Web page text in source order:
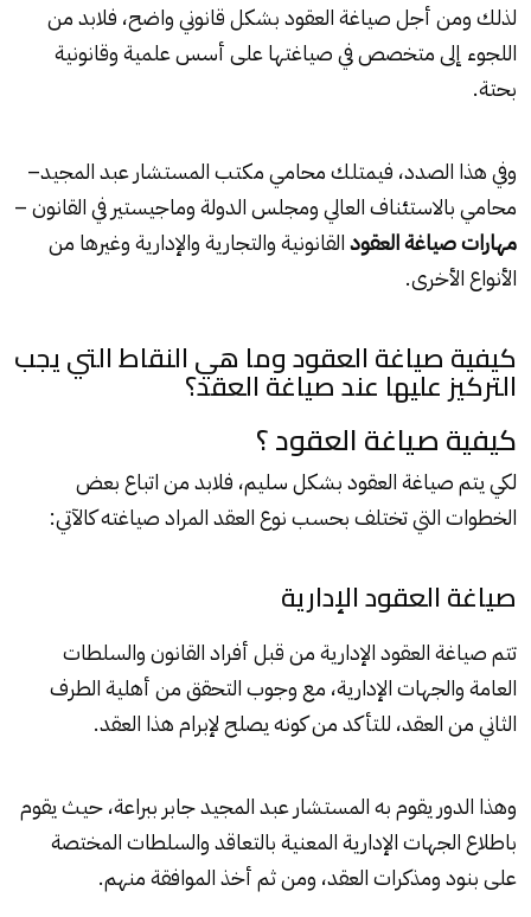
لذلك ومن أجل صياغة العقود بشكل قانوني واضح، فلابد من
اللجوء إلى متخصص في صياغتها على أسس علمية وقانونية
بحتة.
وفي هذا الصدد، فيمتلك محاميمكتب المستشار عبد المجيد–
محامي بالاستئناف العالي ومجلس الدولة وماجيستير في القانون –
مهارات صياغة العقودالقانونية والتجارية والإدارية وغيرها من
الأنواع الأخرى.
كيفية صياغة العقود وما هي النقاط التي يجب
التركيز عليها عند صياغة العقد؟
كيفية صياغة العقود ؟
لكي يتم صياغة العقود بشكل سليم، فلابد من اتباع بعض
الخطوات التي تختلف بحسب نوع العقد المراد صياغته كالآتي:
صياغة العقود الإدارية
تتم صياغة العقود الإدارية من قبل أفراد القانون والسلطات
العامة والجهات الإدارية، مع وجوب التحقق من أهلية الطرف
الثاني من العقد، للتأكد من كونه يصلح لإبرام هذا العقد.
وهذا الدور يقوم به المستشار عبد المجيد جابر ببراعة، حيث يقوم
باطلاع الجهات الإدارية المعنية بالتعاقد والسلطات المختصة
على بنود ومذكرات العقد، ومن ثم أخذ الموافقة منهم.